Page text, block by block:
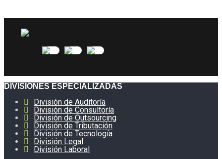
DIVISIONES ESPECIALIZADAS
División de Auditoría
División de Consultoría
División de Outsourcing
División de Tributación
División de Tecnología
División Legal
División Laboral